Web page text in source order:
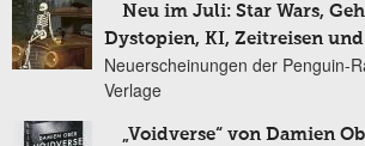
Neu im Juli: Star Wars,
Dystopien, KI, Zeitreisen und
Neuerscheinungen der Penguin-
Verlage
„Voidverse“ von Damien